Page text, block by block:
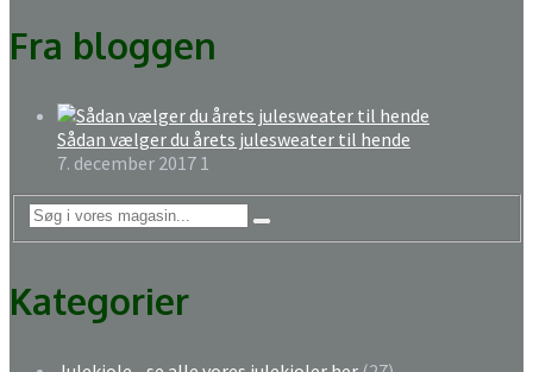
Fra bloggen
Sådan vælger du årets julesweater til hende
7. december 2017 1
Kategorier